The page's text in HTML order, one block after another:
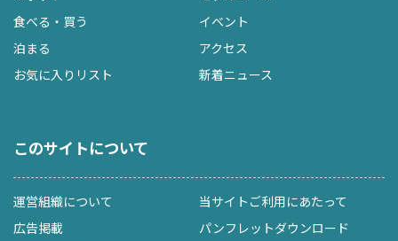
食べる・買う
イベント
泊まる
アクセス
お気に入りリスト
新着ニュース
このサイトについて
運営組織について
当サイトご利用にあたって
広告掲載
パンフレットダウンロード